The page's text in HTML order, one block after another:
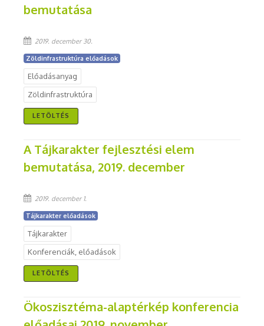
bemutatása
2019. december 30.
Zöldinfrastruktúra előadások
Előadásanyag
Zöldinfrastruktúra
LETÖLTÉS
A Tájkarakter fejlesztési elem
bemutatása, 2019. december
2019. december 1.
Tájkarakter előadások
Tájkarakter
Konferenciák, előadások
LETÖLTÉS
Ökoszisztéma-alaptérkép konferencia